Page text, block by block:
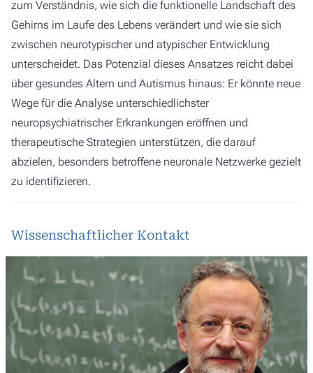
zum Verständnis, wie sich die funktionelle Landschaft des
Gehirns im Laufe des Lebens verändert und wie sie sich
zwischen neurotypischer und atypischer Entwicklung
unterscheidet. Das Potenzial dieses Ansatzes reicht dabei
über gesundes Altern und Autismus hinaus: Er könnte neue
Wege für die Analyse unterschiedlichster
neuropsychiatrischer Erkrankungen eröffnen und
therapeutische Strategien unterstützen, die darauf
abzielen, besonders betroffene neuronale Netzwerke gezielt
zu identifizieren.
Wissenschaftlicher Kontakt